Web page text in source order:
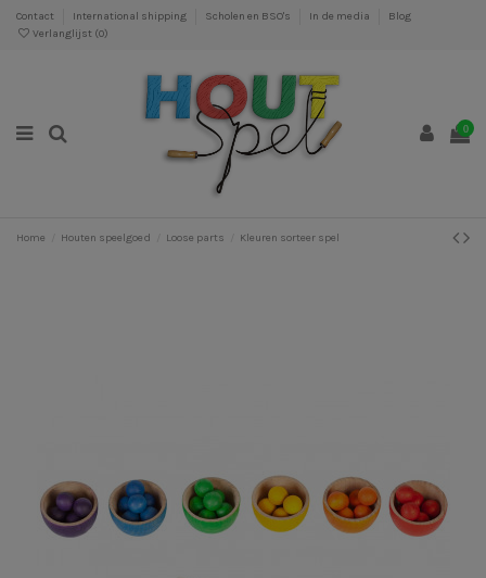
Contact International shipping Scholen en BSO's In de media
Blog
Verlanglijst (0)
0
Home Houten speelgoed Loose parts Kleuren sorteer spel